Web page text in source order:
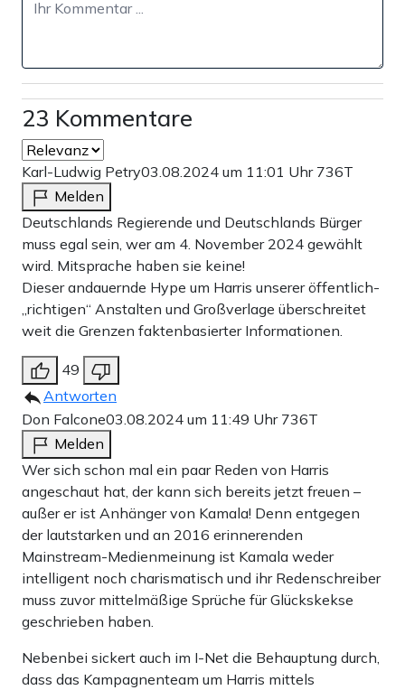
23 Kommentare
Karl-Ludwig Petry03.08.2024 um 11:01 Uhr 736T
Melden
Deutschlands Regierende und Deutschlands Bürger
muss egal sein, wer am 4. November 2024 gewählt
wird. Mitsprache haben sie keine!
Dieser andauernde Hype um Harris unserer öffentlich-
„richtigen“ Anstalten und Großverlage überschreitet
weit die Grenzen faktenbasierter Informationen.
49
Antworten
Don Falcone03.08.2024 um 11:49 Uhr 736T
Melden
Wer sich schon mal ein paar Reden von Harris
angeschaut hat, der kann sich bereits jetzt freuen –
außer er ist Anhänger von Kamala! Denn entgegen
der lautstarken und an 2016 erinnerenden
Mainstream-Medienmeinung ist Kamala weder
intelligent noch charismatisch und ihr Redenschreiber
muss zuvor mittelmäßige Sprüche für Glückskekse
geschrieben haben.
Nebenbei sickert auch im I-Net die Behauptung durch,
dass das Kampagnenteam um Harris mittels